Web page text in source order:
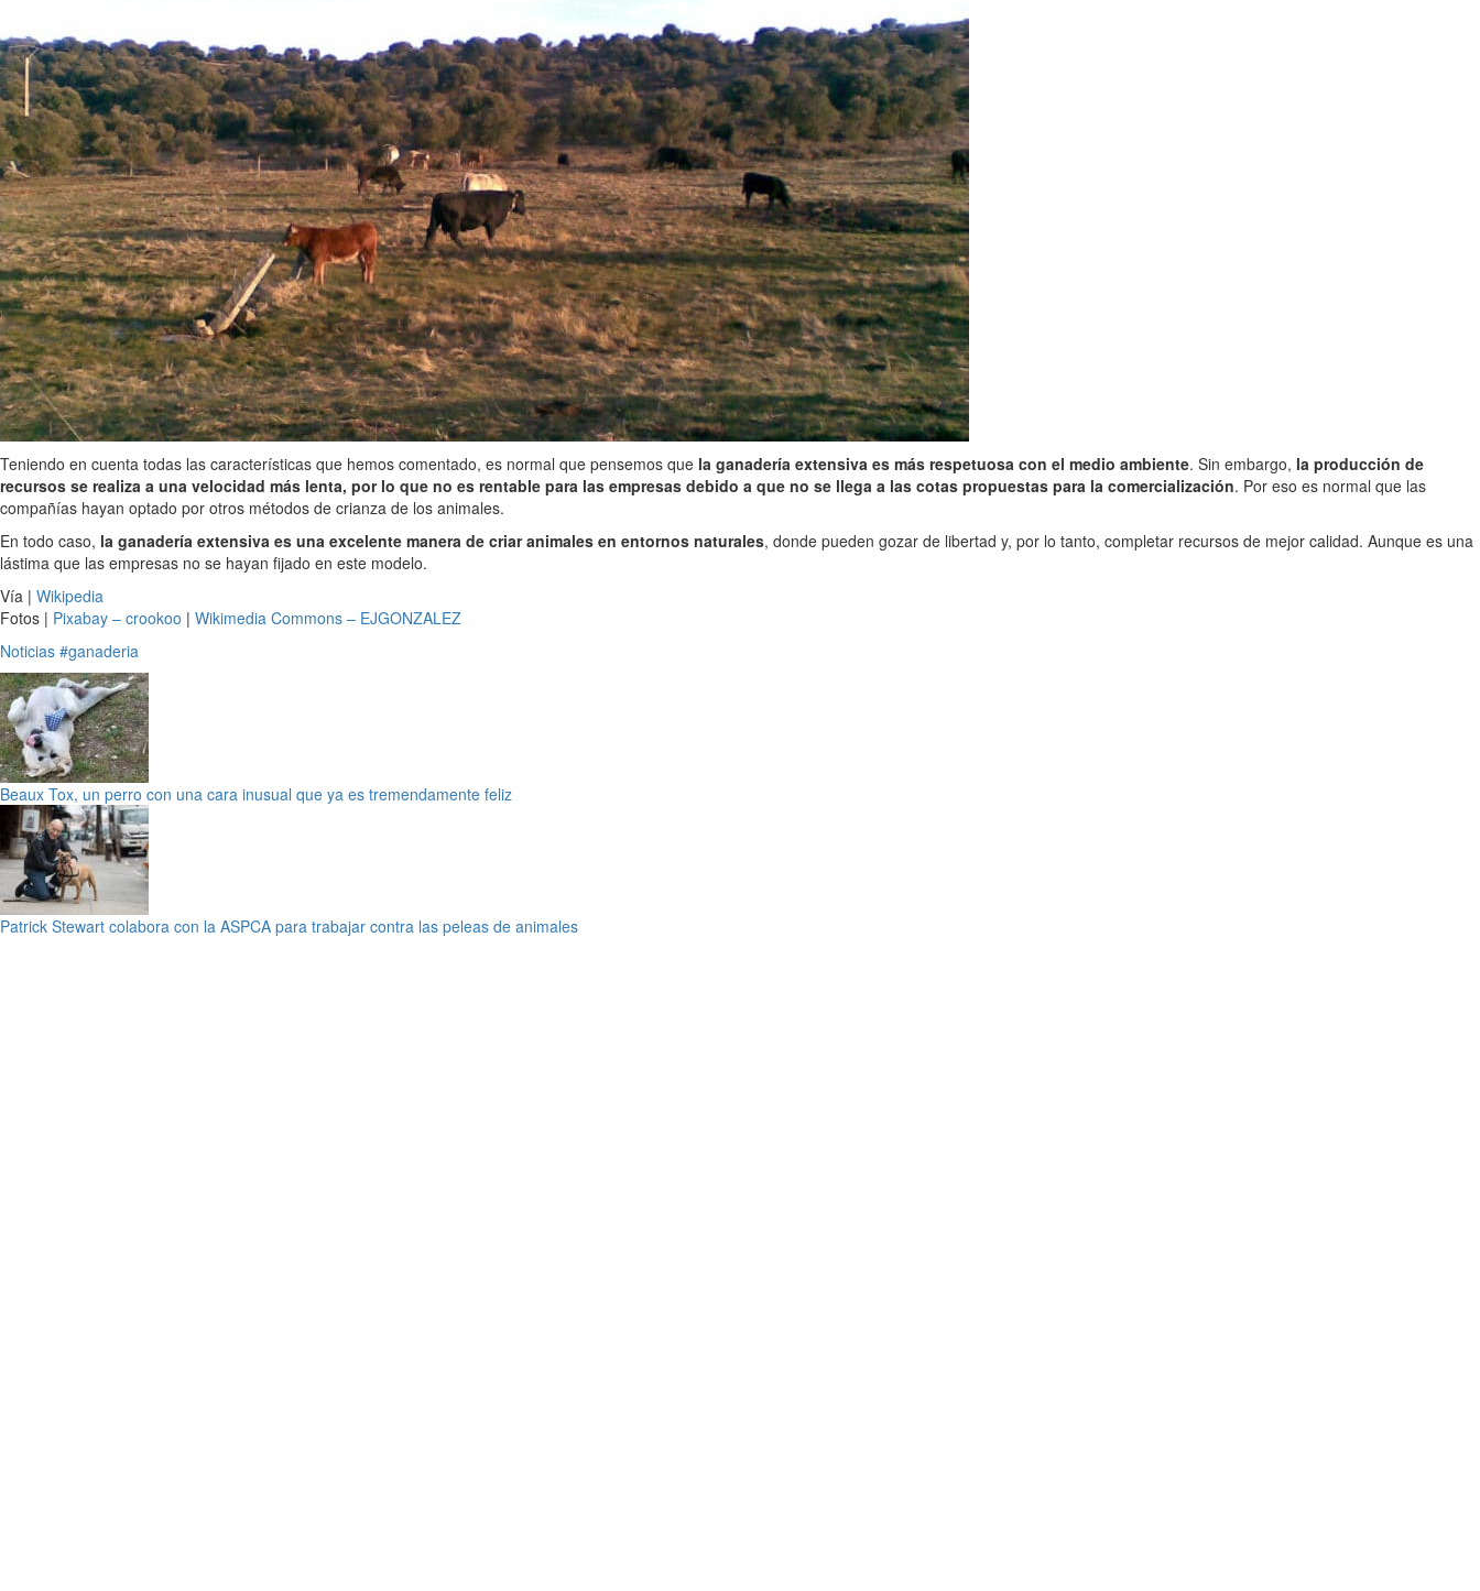
Teniendo en cuenta todas las características que hemos comentado, es normal que pensemos que la ganadería extensiva es más respetuosa con el medio ambiente. Sin embargo, la producción de
recursos se realiza a una velocidad más lenta, por lo que no es rentable para las empresas debido a que no se llega a las cotas propuestas para la comercialización. Por eso es normal que las
compañías hayan optado por otros métodos de crianza de los animales.
En todo caso, la ganadería extensiva es una excelente manera de criar animales en entornos naturales, donde pueden gozar de libertad y, por lo tanto, completar recursos de mejor calidad. Aunque es una
lástima que las empresas no se hayan fijado en este modelo.
Vía | Wikipedia
Fotos | Pixabay – crookoo | Wikimedia Commons – EJGONZALEZ
Noticias #ganaderia
Beaux Tox, un perro con una cara inusual que ya es tremendamente feliz
Patrick Stewart colabora con la ASPCA para trabajar contra las peleas de animales